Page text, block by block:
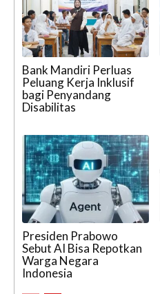
Bank Mandiri Perluas
Peluang Kerja Inklusif
bagi Penyandang
Disabilitas
Presiden Prabowo
Sebut AI Bisa Repotkan
Warga Negara
Indonesia